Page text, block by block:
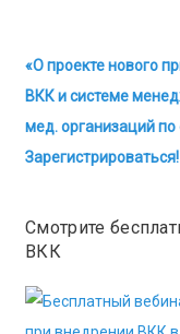
«О проекте нового
ВКК и системе
мед. организаций
Зарегистрироваться!
Смотрите
ВКК